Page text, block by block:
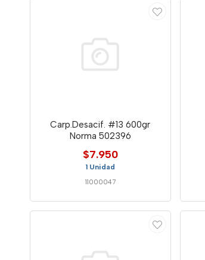
Carp.Desacif. #13 600gr
Norma 502396
$7.950
1 Unidad
11000047